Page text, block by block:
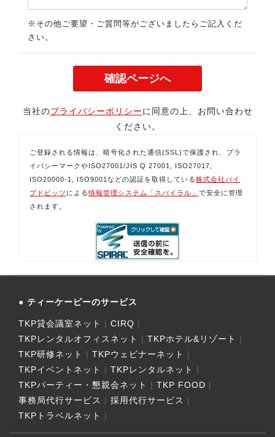
※その他ご要望・ご質問等がございましたらご記入くだ
さい。
当社のプライバシーポリシーに同意の上、お問い合わせ
ください。
ご登録される情報は、暗号化された通信(SSL)で保護され、プラ
イバシーマークやISO27001/JIS Q 27001, ISO27017,
ISO20000-1, ISO9001などの認証を取得している株式会社パイ
プドビッツ による情報管理システム「スパイラル」 で安全に管理
されます。
ティーケーピーのサービス
TKP貸会議室ネット
CIRQ
TKPレンタルオフィスネット
TKPホテル&リゾート
TKP研修ネット
TKPウェビナーネット
TKPイベントネット
TKPレンタルネット
TKPパーティー・懇親会ネット
TKP FOOD
事務局代行サービス
採用代行サービス
TKPトラベルネット